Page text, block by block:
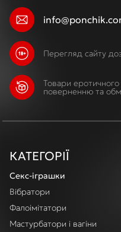
Перегляд сайту
Товари
поверненню та
КАТЕГОРІЇ
Секс-іграшки
Вібратори
Фалоімітатори
Мастурбатори і вагіни